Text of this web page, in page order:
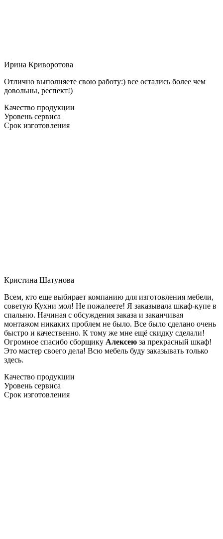
Ирина Криворотова
Отлично выполняете свою работу:) все остались более чем
довольны, респект!)
Качество продукции
Уровень сервиса
Срок изготовления
Кристина Шатунова
Всем, кто еще выбирает компанию для изготовления мебели,
советую Кухни мол! Не пожалеете! Я заказывала шкаф-купе в
спальню. Начиная с обсуждения заказа и заканчивая
монтажом никаких проблем не было. Все было сделано очень
быстро и качественно. К тому же мне ещё скидку сделали!
Огромное спасибо сборщику Алексею за прекрасный шкаф!
Это мастер своего дела! Всю мебель буду заказывать только
здесь.
Качество продукции
Уровень сервиса
Срок изготовления